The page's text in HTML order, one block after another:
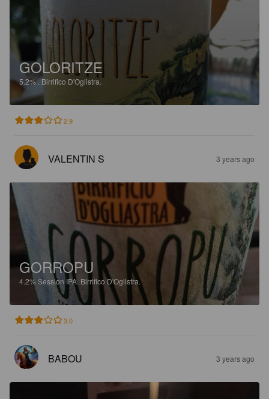
GOLORITZE
5.2%.Birrifico D'Oglistra.
2.9
VALENTIN S 3 years ago
GORROPU
4.2% Session IPA. Birrifico D'Oglistra.
3.0
BABOU 3 years ago